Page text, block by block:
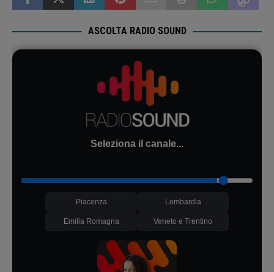
ASCOLTA RADIO SOUND
Seleziona il canale...
Piacenza Lombardia
Emilia Romagna Veneto e Trentino